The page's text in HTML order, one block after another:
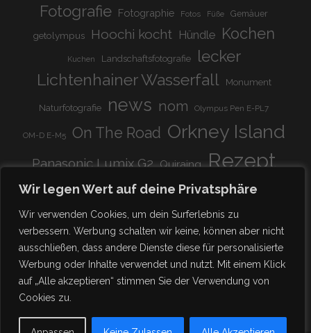
Wir legen Wert auf deine Privatsphäre
Wir verwenden Cookies, um dein Surferlebnis zu
verbessern. Werbung schalten wir keine, können aber nicht
ausschließen, dass andere Dienste diese für personalisierte
Werbung oder Inhalte verwendet und nutzt. Mit einem Klick
auf „Alle akzeptieren“ stimmen Sie der Verwendung von
Cookies zu.
Fotografie Fotographie Fotos Füße Gemäuer
getolympus Hoochi kocht Hündle Kochen
Kuchen Landschaftsfotografie lecker
Lichtenhainer Wasserfall Monument
Naturfotografie news nom Olympus Pen E-PL7
OM-D E-M5 On The Road Orkney Island
Panasonic Lumix G2 Quiraing Rezept
Rundreise schnell & einfach Scotland
Stadion super lecker Systemkamera
vegetarisch Viadukt weitnau woooohoooo!!!!
zu Hause ♥